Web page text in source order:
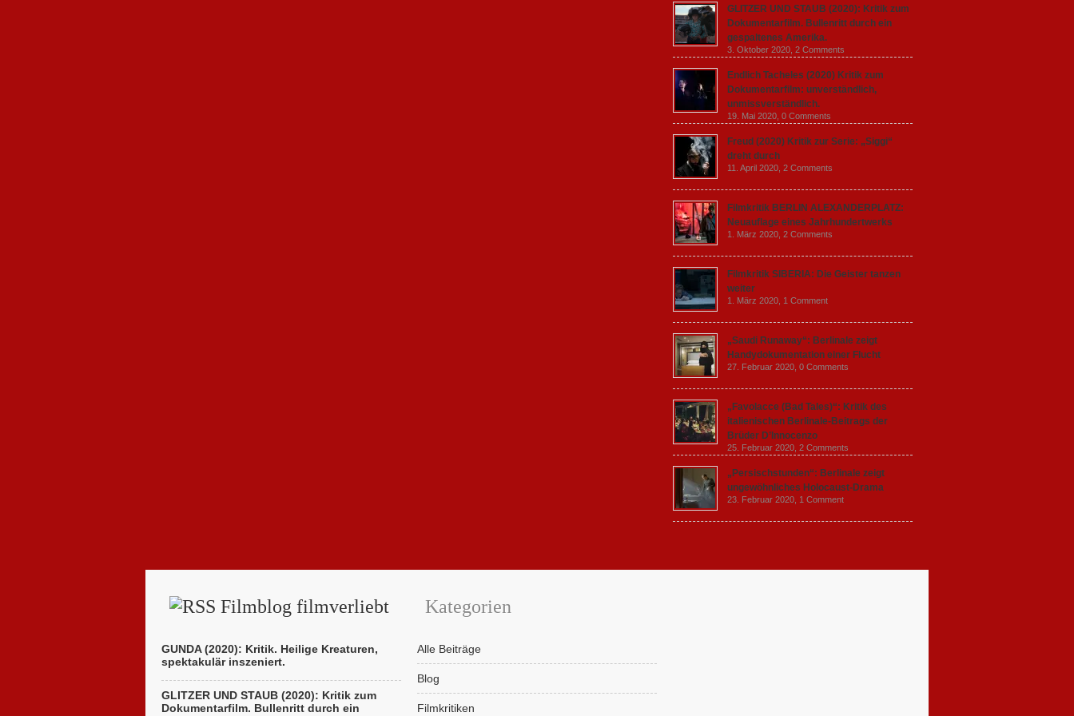
GLITZER UND STAUB (2020): Kritik zum
Dokumentarfilm. Bullenritt durch ein
gespaltenes Amerika.
3. Oktober 2020, 2 Comments
Endlich Tacheles (2020) Kritik zum
Dokumentarfilm: unverständlich,
unmissverständlich.
19. Mai 2020, 0 Comments
Freud (2020) Kritik zur Serie: „Siggi“
dreht durch
11. April 2020, 2 Comments
Filmkritik BERLIN ALEXANDERPLATZ:
Neuauflage eines Jahrhundertwerks
1. März 2020, 2 Comments
Filmkritik SIBERIA: Die Geister tanzen
weiter
1. März 2020, 1 Comment
„Saudi Runaway“: Berlinale zeigt
Handydokumentation einer Flucht
27. Februar 2020, 0 Comments
„Favolacce (Bad Tales)“: Kritik des
italienischen Berlinale-Beitrags der
Brüder D’Innocenzo
25. Februar 2020, 2 Comments
„Persischstunden“: Berlinale zeigt
ungewöhnliches Holocaust-Drama
23. Februar 2020, 1 Comment
Filmblog filmverliebt
GUNDA (2020): Kritik. Heilige Kreaturen,
spektakulär inszeniert.
GLITZER UND STAUB (2020): Kritik zum
Dokumentarfilm. Bullenritt durch ein
Kategorien
Alle Beiträge
Blog
Filmkritiken